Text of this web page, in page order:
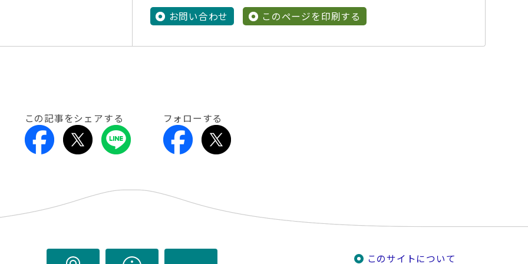
お問い合わせ このページを印刷する
この記事をシェアする フォローする
このサイトについて